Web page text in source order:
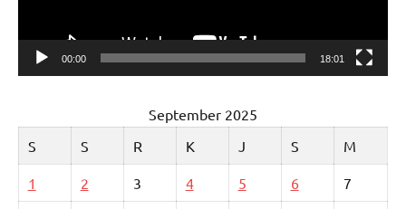
00:00 18:01
September 2025
S
S R K J S M
1 2 3 4 5 6 7